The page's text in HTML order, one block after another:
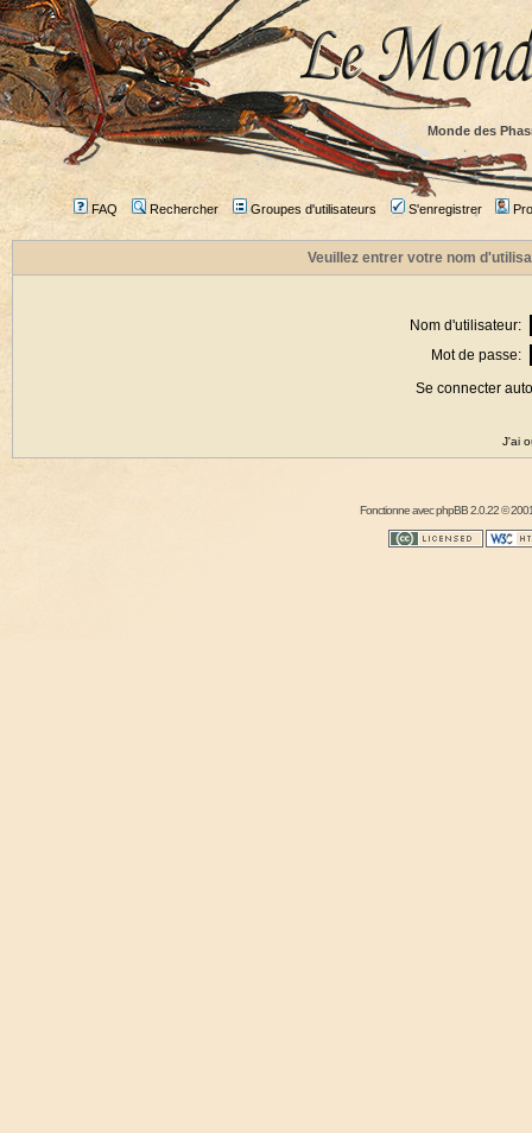
Monde des
FAQ Rechercher Groupes d'utilisateurs S'enregistrer
Veuillez entrer votre nom
Nom d'utilisateur:
Mot de passe:
Se connecter
J'ai
Fonctionne avecphpBB2.0.22 ©